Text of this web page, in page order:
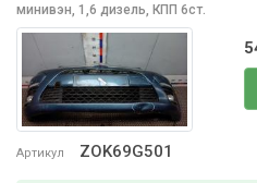
Артикул ZOK69G501
минивэн, 1,6 дизель, КПП 6ст.